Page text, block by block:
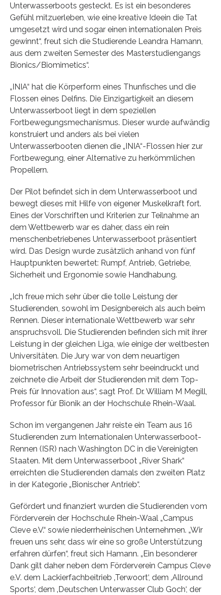
Unterwasserboots gesteckt. Es ist ein besonderes
Gefühl mitzuerleben, wie eine kreative Ideein die Tat
umgesetzt wird und sogar einen internationalen Preis
gewinnt“, freut sich die Studierende Leandra Hamann,
aus dem zweiten Semester des Masterstudiengangs
Bionics/Biomimetics“.
„INIA“ hat die Körperform eines Thunfisches und die
Flossen eines Delfins. Die Einzigartigkeit an diesem
Unterwasserboot liegt in dem speziellen
Fortbewegungsmechanismus. Dieser wurde aufwändig
konstruiert und anders als bei vielen
Unterwasserbooten dienen die „INIA“-Flossen hier zur
Fortbewegung, einer Alternative zu herkömmlichen
Propellern.
Der Pilot befindet sich in dem Unterwasserboot und
bewegt dieses mit Hilfe von eigener Muskelkraft fort.
Eines der Vorschriften und Kriterien zur Teilnahme an
dem Wettbewerb war es daher, dass ein rein
menschenbetriebenes Unterwasserboot präsentiert
wird. Das Design wurde zusätzlich anhand von fünf
Hauptpunkten bewertet: Rumpf, Antrieb, Getriebe,
Sicherheit und Ergonomie sowie Handhabung.
„Ich freue mich sehr über die tolle Leistung der
Studierenden, sowohl im Designbereich als auch beim
Rennen. Dieser internationale Wettbewerb war sehr
anspruchsvoll. Die Studierenden befinden sich mit ihrer
Leistung in der gleichen Liga, wie einige der weltbesten
Universitäten. Die Jury war von dem neuartigen
biometrischen Antriebssystem sehr beeindruckt und
zeichnete die Arbeit der Studierenden mit dem Top-
Preis für Innovation aus“, sagt Prof. Dr. William M Megill,
Professor für Bionik an der Hochschule Rhein-Waal.
Schon im vergangenen Jahr reiste ein Team aus 16
Studierenden zum Internationalen Unterwasserboot-
Rennen (ISR) nach Washington DC in die Vereinigten
Staaten. Mit dem Unterwasserboot „River Shark“
erreichten die Studierenden damals den zweiten Platz
in der Kategorie „Bionischer Antrieb“.
Gefördert und finanziert wurden die Studierenden vom
Förderverein der Hochschule Rhein-Waal „Campus
Cleve e.V.“ sowie niederrheinischen Unternehmen. „Wir
freuen uns sehr, dass wir eine so große Unterstützung
erfahren dürfen“, freut sich Hamann. „Ein besonderer
Dank gilt daher neben dem Förderverein Campus Cleve
e.V. dem Lackierfachbeitrieb ‚Terwoort‘, dem ‚Allround
Sports‘, dem ‚Deutschen Unterwasser Club Goch‘, der